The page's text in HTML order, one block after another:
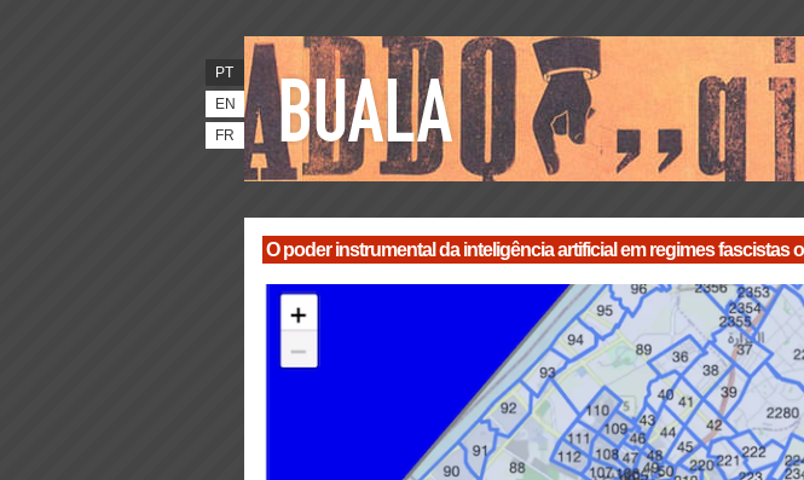
PT
EN
FR
O poder instrumental da inteligência artificial em regimes fascistas